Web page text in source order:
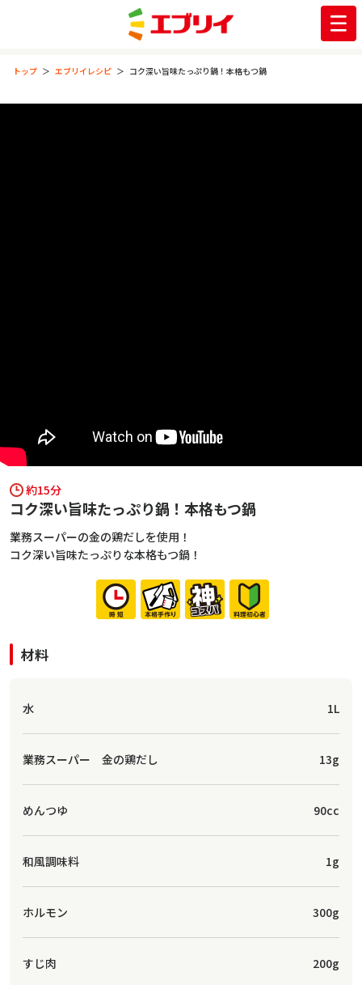
トップ エブリイレシピ コク深い旨味たっぷり鍋！本格もつ鍋
約15分
コク深い旨味たっぷり鍋！本格もつ鍋
業務スーパーの金の鶏だしを使用！
コク深い旨味たっぷりな本格もつ鍋！
材料
水 1L
業務スーパー 金の鶏だし 13g
めんつゆ 90cc
和風調味料 1g
ホルモン 300g
すじ肉 200g